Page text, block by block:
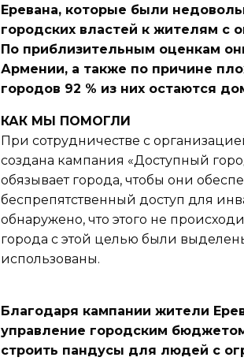
Еревана, которые были
городских властей к жителям с
По приблизительным оценкам
Армении, а также по причине
городов 92 % из них остаются
КАК МЫ ПОМОГЛИ
При сотрудничестве с
создана кампания «Доступный
обязывает города, чтобы они
беспрепятственный доступ для
обнаружено, что этого не
города с этой целью были
использованы.
Благодаря кампании жители
управление городским
строить пандусы для людей с